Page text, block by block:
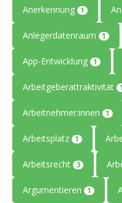
Anerkennung 1
Anlegerdatenraum 1
App-Entwicklung 1
Arbeitgeberattraktivität
Arbeitnehmer:innen 1
Arbeitsplatz 1
Arbeitsrecht 3
Argumentieren 1